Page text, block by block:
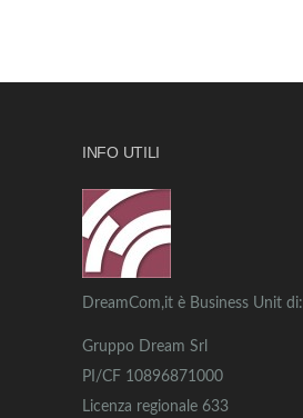
INFO UTILI
DreamCom,it è Business Unit di:
Gruppo Dream Srl
PI/CF 10896871000
Licenza regionale 633